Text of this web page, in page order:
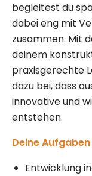
begleitest du
dabei eng mit
zusammen. Mit
deinem
praxisgerechte
dazu bei, dass
innovative und
entstehen.
Deine
Entwicklung